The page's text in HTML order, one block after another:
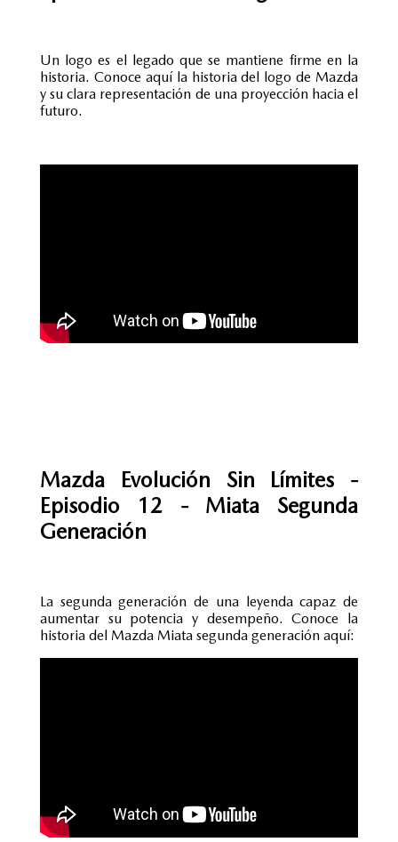
Un logo es el legado que se mantiene firme en la
historia. Conoce aquí la historia del logo de Mazda
y su clara representación de una proyección hacia el
futuro.
Mazda Evolución Sin Límites -
Episodio 12 - Miata Segunda
Generación
La segunda generación de una leyenda capaz de
aumentar su potencia y desempeño. Conoce la
historia del Mazda Miata segunda generación aquí: